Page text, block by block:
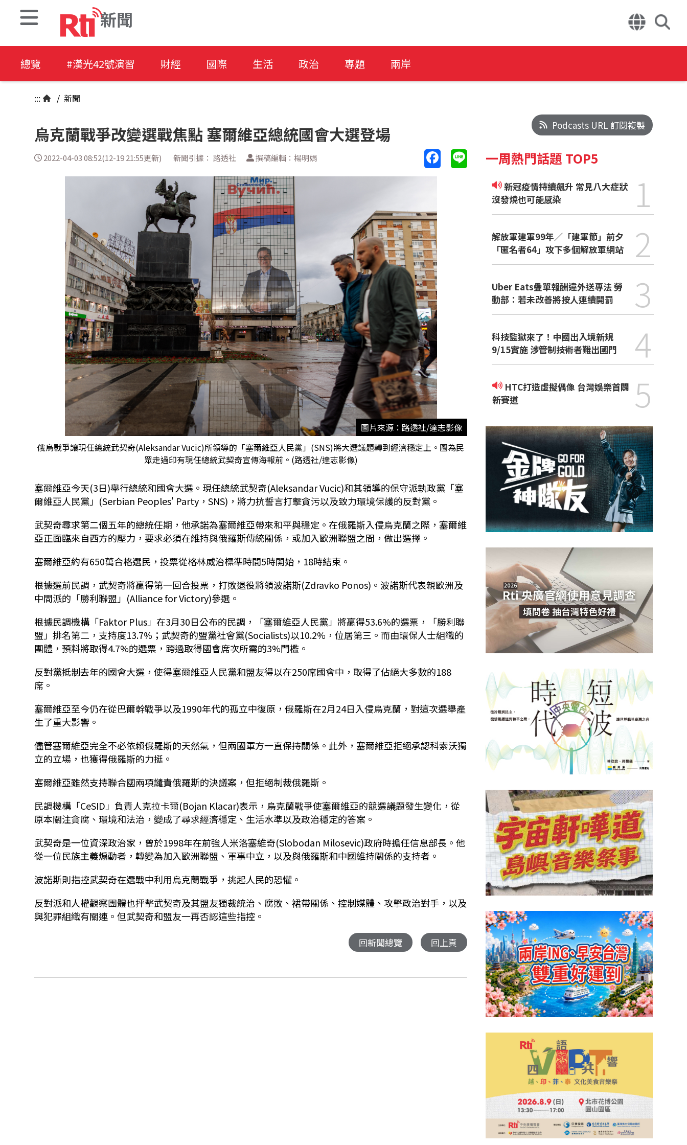
新聞
總覽 #漢光42號演習 財經 國際 生活 政治 專題 兩岸
::: / 新聞
烏克蘭戰爭改變選戰焦點 塞爾維亞總統國會大選登場
2022-04-03 08:52(12-19 21:55更新) 新聞引據： 路透社 撰稿編輯：楊明娟
圖片來源：路透社/達志影像
俄烏戰爭讓現任總統武契奇(Aleksandar Vucic)所領導的「塞爾維亞人民黨」(SNS)將大選議題轉到經濟穩定上。圖為民
眾走過印有現任總統武契奇宣傳海報前。(路透社/達志影像)
塞爾維亞今天(3日)舉行總統和國會大選。現任總統武契奇(Aleksandar Vucic)和其領導的保守派執政黨「塞
爾維亞人民黨」(Serbian Peoples' Party，SNS)，將力抗誓言打擊貪污以及致力環境保護的反對黨。
武契奇尋求第二個五年的總統任期，他承諾為塞爾維亞帶來和平與穩定。在俄羅斯入侵烏克蘭之際，塞爾維
亞正面臨來自西方的壓力，要求必須在維持與俄羅斯傳統關係，或加入歐洲聯盟之間，做出選擇。
塞爾維亞約有650萬合格選民，投票從格林威治標準時間5時開始，18時結束。
根據選前民調，武契奇將贏得第一回合投票，打敗退役將領波諾斯(Zdravko Ponos)。波諾斯代表親歐洲及
中間派的「勝利聯盟」(Alliance for Victory)參選。
根據民調機構「Faktor Plus」在3月30日公布的民調，「塞爾維亞人民黨」將贏得53.6%的選票，「勝利聯
盟」排名第二，支持度13.7%；武契奇的盟黨社會黨(Socialists)以10.2%，位居第三。而由環保人士組織的
團體，預料將取得4.7%的選票，跨過取得國會席次所需的3%門檻。
反對黨抵制去年的國會大選，使得塞爾維亞人民黨和盟友得以在250席國會中，取得了佔絕大多數的188
席。
塞爾維亞至今仍在從巴爾幹戰爭以及1990年代的孤立中復原，俄羅斯在2月24日入侵烏克蘭，對這次選舉產
生了重大影響。
儘管塞爾維亞完全不必依賴俄羅斯的天然氣，但兩國軍方一直保持關係。此外，塞爾維亞拒絕承認科索沃獨
立的立場，也獲得俄羅斯的力挺。
塞爾維亞雖然支持聯合國兩項譴責俄羅斯的決議案，但拒絕制裁俄羅斯。
民調機構「CeSID」負責人克拉卡爾(Bojan Klacar)表示，烏克蘭戰爭使塞爾維亞的競選議題發生變化，從
原本關注貪腐、環境和法治，變成了尋求經濟穩定、生活水準以及政治穩定的答案。
武契奇是一位資深政治家，曾於1998年在前強人米洛塞維奇(Slobodan Milosevic)政府時擔任信息部長。他
從一位民族主義煽動者，轉變為加入歐洲聯盟、軍事中立，以及與俄羅斯和中國維持關係的支持者。
波諾斯則指控武契奇在選戰中利用烏克蘭戰爭，挑起人民的恐懼。
反對派和人權觀察團體也抨擊武契奇及其盟友獨裁統治、腐敗、裙帶關係、控制媒體、攻擊政治對手，以及
與犯罪組織有關連。但武契奇和盟友一再否認這些指控。
回新聞總覽 回上頁
Podcasts URL 訂閱複製
一周熱門話題 TOP5
新冠疫情持續飆升 常見八大症狀
沒發燒也可能感染
1
解放軍建軍99年／「建軍節」前夕
「匿名者64」攻下多個解放軍網站
2
Uber Eats疊單報酬違外送專法 勞
動部：若未改善將按人連續開罰
3
科技監獄來了！中國出入境新規
9/15實施 涉管制技術者難出國門
4
新賽道
5